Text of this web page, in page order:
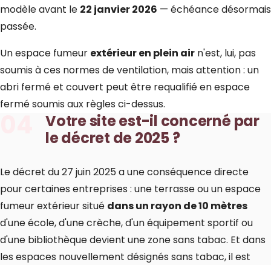
modèle avant le 22 janvier 2026 — échéance désormais
passée.
Un espace fumeur extérieur en plein air n'est, lui, pas
soumis à ces normes de ventilation, mais attention : un
abri fermé et couvert peut être requalifié en espace
fermé soumis aux règles ci-dessus.
Votre site est-il concerné par
le décret de 2025 ?
Le décret du 27 juin 2025 a une conséquence directe
pour certaines entreprises : une terrasse ou un espace
fumeur extérieur situé dans un rayon de 10 mètres
d'une école, d'une crèche, d'un équipement sportif ou
d'une bibliothèque devient une zone sans tabac. Et dans
les espaces nouvellement désignés sans tabac, il est